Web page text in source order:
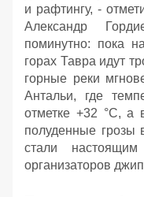
и рафтингу, -
Александр
поминутно: пока
горах Тавра идут
горные реки
Антальи, где
отметке +32 °C,
полуденные грозы
стали
организаторов